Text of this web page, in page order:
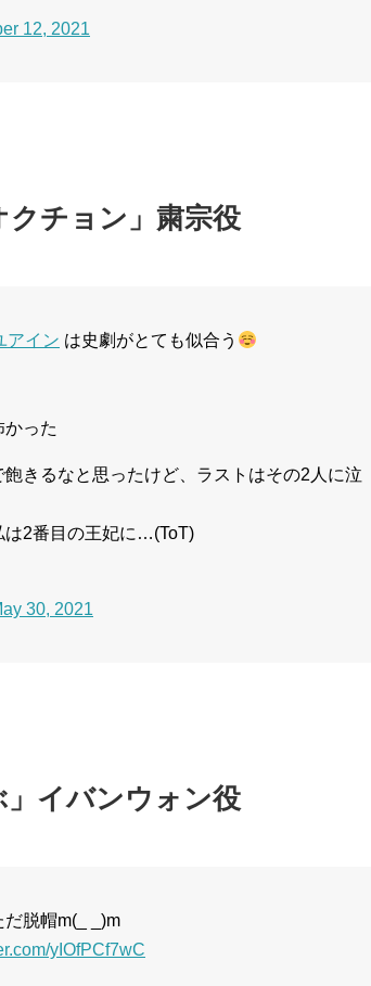
12, 2021
チョン」粛宗役
アイン は史劇がとても似合う
った
きるなと思ったけど、ラストはその2人に泣
は2番目の王妃に…(ToT)
30, 2021
イバンウォン役
脱帽m(_ _)m
yIOfPCf7wC